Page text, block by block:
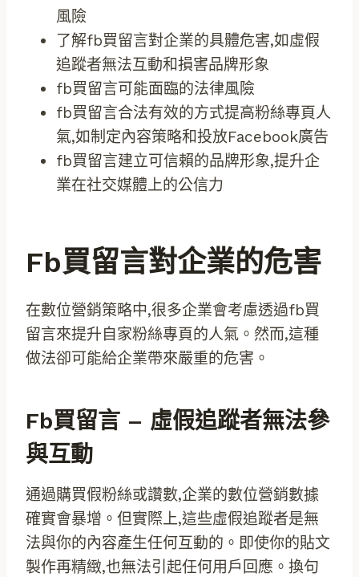
風險
了解fb買留言對企業的具體危害,如虛假
追蹤者無法互動和損害品牌形象
fb買留言可能面臨的法律風險
fb買留言合法有效的方式提高粉絲專頁人
氣,如制定內容策略和投放Facebook廣告
fb買留言建立可信賴的品牌形象,提升企
業在社交媒體上的公信力
Fb買留言對企業的危害
在數位營銷策略中,很多企業會考慮透過fb買
留言來提升自家粉絲專頁的人氣。然而,這種
做法卻可能給企業帶來嚴重的危害。
Fb買留言 – 虛假追蹤者無法參
與互動
通過購買假粉絲或讚數,企業的數位營銷數據
確實會暴增。但實際上,這些虛假追蹤者是無
法與你的內容產生任何互動的。即使你的貼文
製作再精緻,也無法引起任何用戶回應。換句